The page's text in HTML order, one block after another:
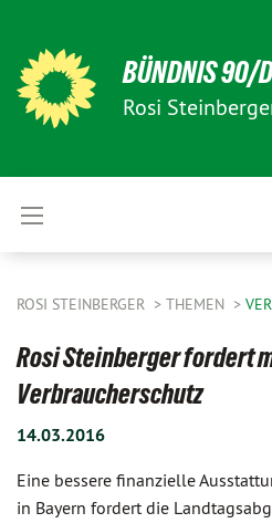
BÜNDNIS 90/
Rosi
ROSI STEINBERGER THEMEN
Rosi Steinberger fordert
Verbraucherschutz
14.03.2016
Eine bessere finanzielle
in Bayern fordert die